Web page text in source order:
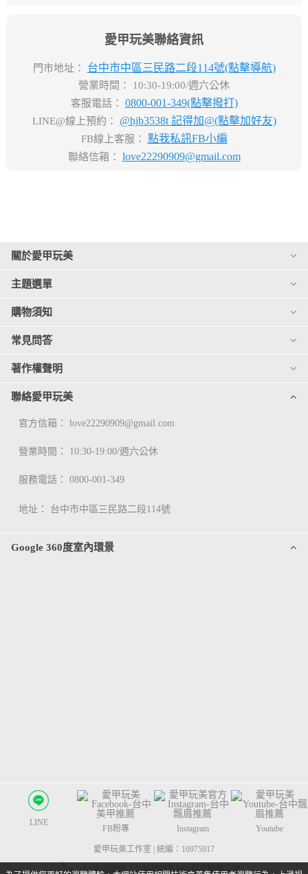
愛甲玩美聯絡資訊
門市地址： 台中市中區三民路二段114號(點擊導航)
營業時間： 10:30-19:00/週六公休
客服電話： 0800-001-349(點擊撥打)
LINE@線上預約： @hjb3538t 記得加@(點擊加好友)
FB線上客服： 點我私訊FB小編
聯絡信箱： love22290909@gmail.com
關於愛甲玩美
主題選單
購物須知
常見問答
著作權聲明
聯絡愛甲玩美
官方信箱： love22290909@gmail.com
營業時間： 10:30-19:00/週六公休
服務電話： 0800-001-349
地址： 台中市中區三民路二段114號
Google 360度室內環景
LINE
FB粉專 Instagram Youtube
愛甲玩美工作室 | 統編：10975917
本站使用「允騰微行銷SEO電商購物官網」